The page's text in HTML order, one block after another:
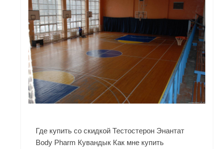
Где купить со скидкой Тестостерон Энантат
Body Pharm Кувандык Как мне купить